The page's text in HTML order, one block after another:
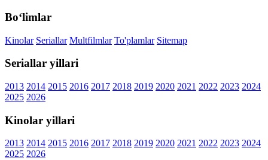
Bo‘limlar
Kinolar Seriallar Multfilmlar To'plamlar Sitemap
Seriallar yillari
2013 2014 2015 2016 2017 2018 2019 2020 2021 2022 2023 2024
2025 2026
Kinolar yillari
2013 2014 2015 2016 2017 2018 2019 2020 2021 2022 2023 2024
2025 2026